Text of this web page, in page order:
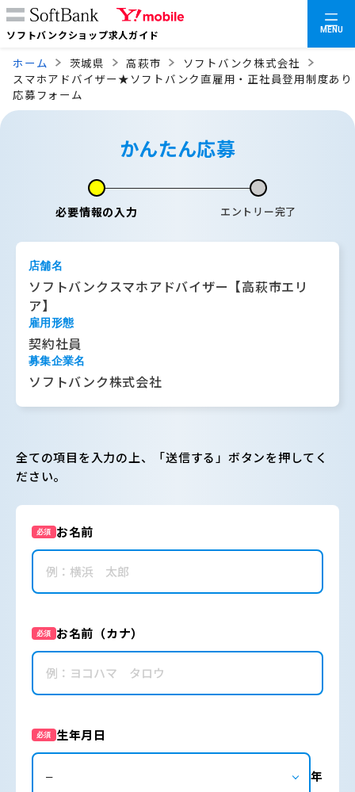
ソフトバンクショップ求人ガイド MENU
ホーム 茨城県 高萩市
ソフトバンク株式会社
スマホアドバイザー★ソフトバンク直雇用・正社員登用制度あり
応募フォーム
かんたん応募
必要情報の入力 エントリー完了
店舗名
ソフトバンクスマホアドバイザー【高萩市エリ
ア】
雇用形態
契約社員
募集企業名
ソフトバンク株式会社
全ての項目を入力の上、「送信する」ボタンを押してく
ださい。
必須 お名前
必須 お名前（カナ）
必須 生年月日
年